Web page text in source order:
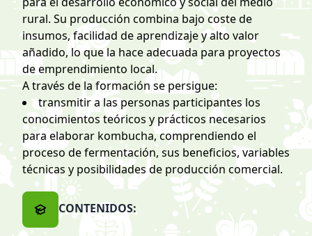
rural. Su producción combina bajo coste de
insumos, facilidad de aprendizaje y alto valor
añadido, lo que la hace adecuada para proyectos
de emprendimiento local.
A través de la formación se persigue:
transmitir a las personas participantes los
conocimientos teóricos y prácticos necesarios
para elaborar kombucha, comprendiendo el
proceso de fermentación, sus beneficios, variables
técnicas y posibilidades de producción comercial.
CONTENIDOS: